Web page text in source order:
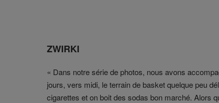
ZWIRKI
« Dans notre série de photos, nous avons
jours, vers midi, le terrain de basket quelque peu
cigarettes et on boit des sodas bon marché. Alors